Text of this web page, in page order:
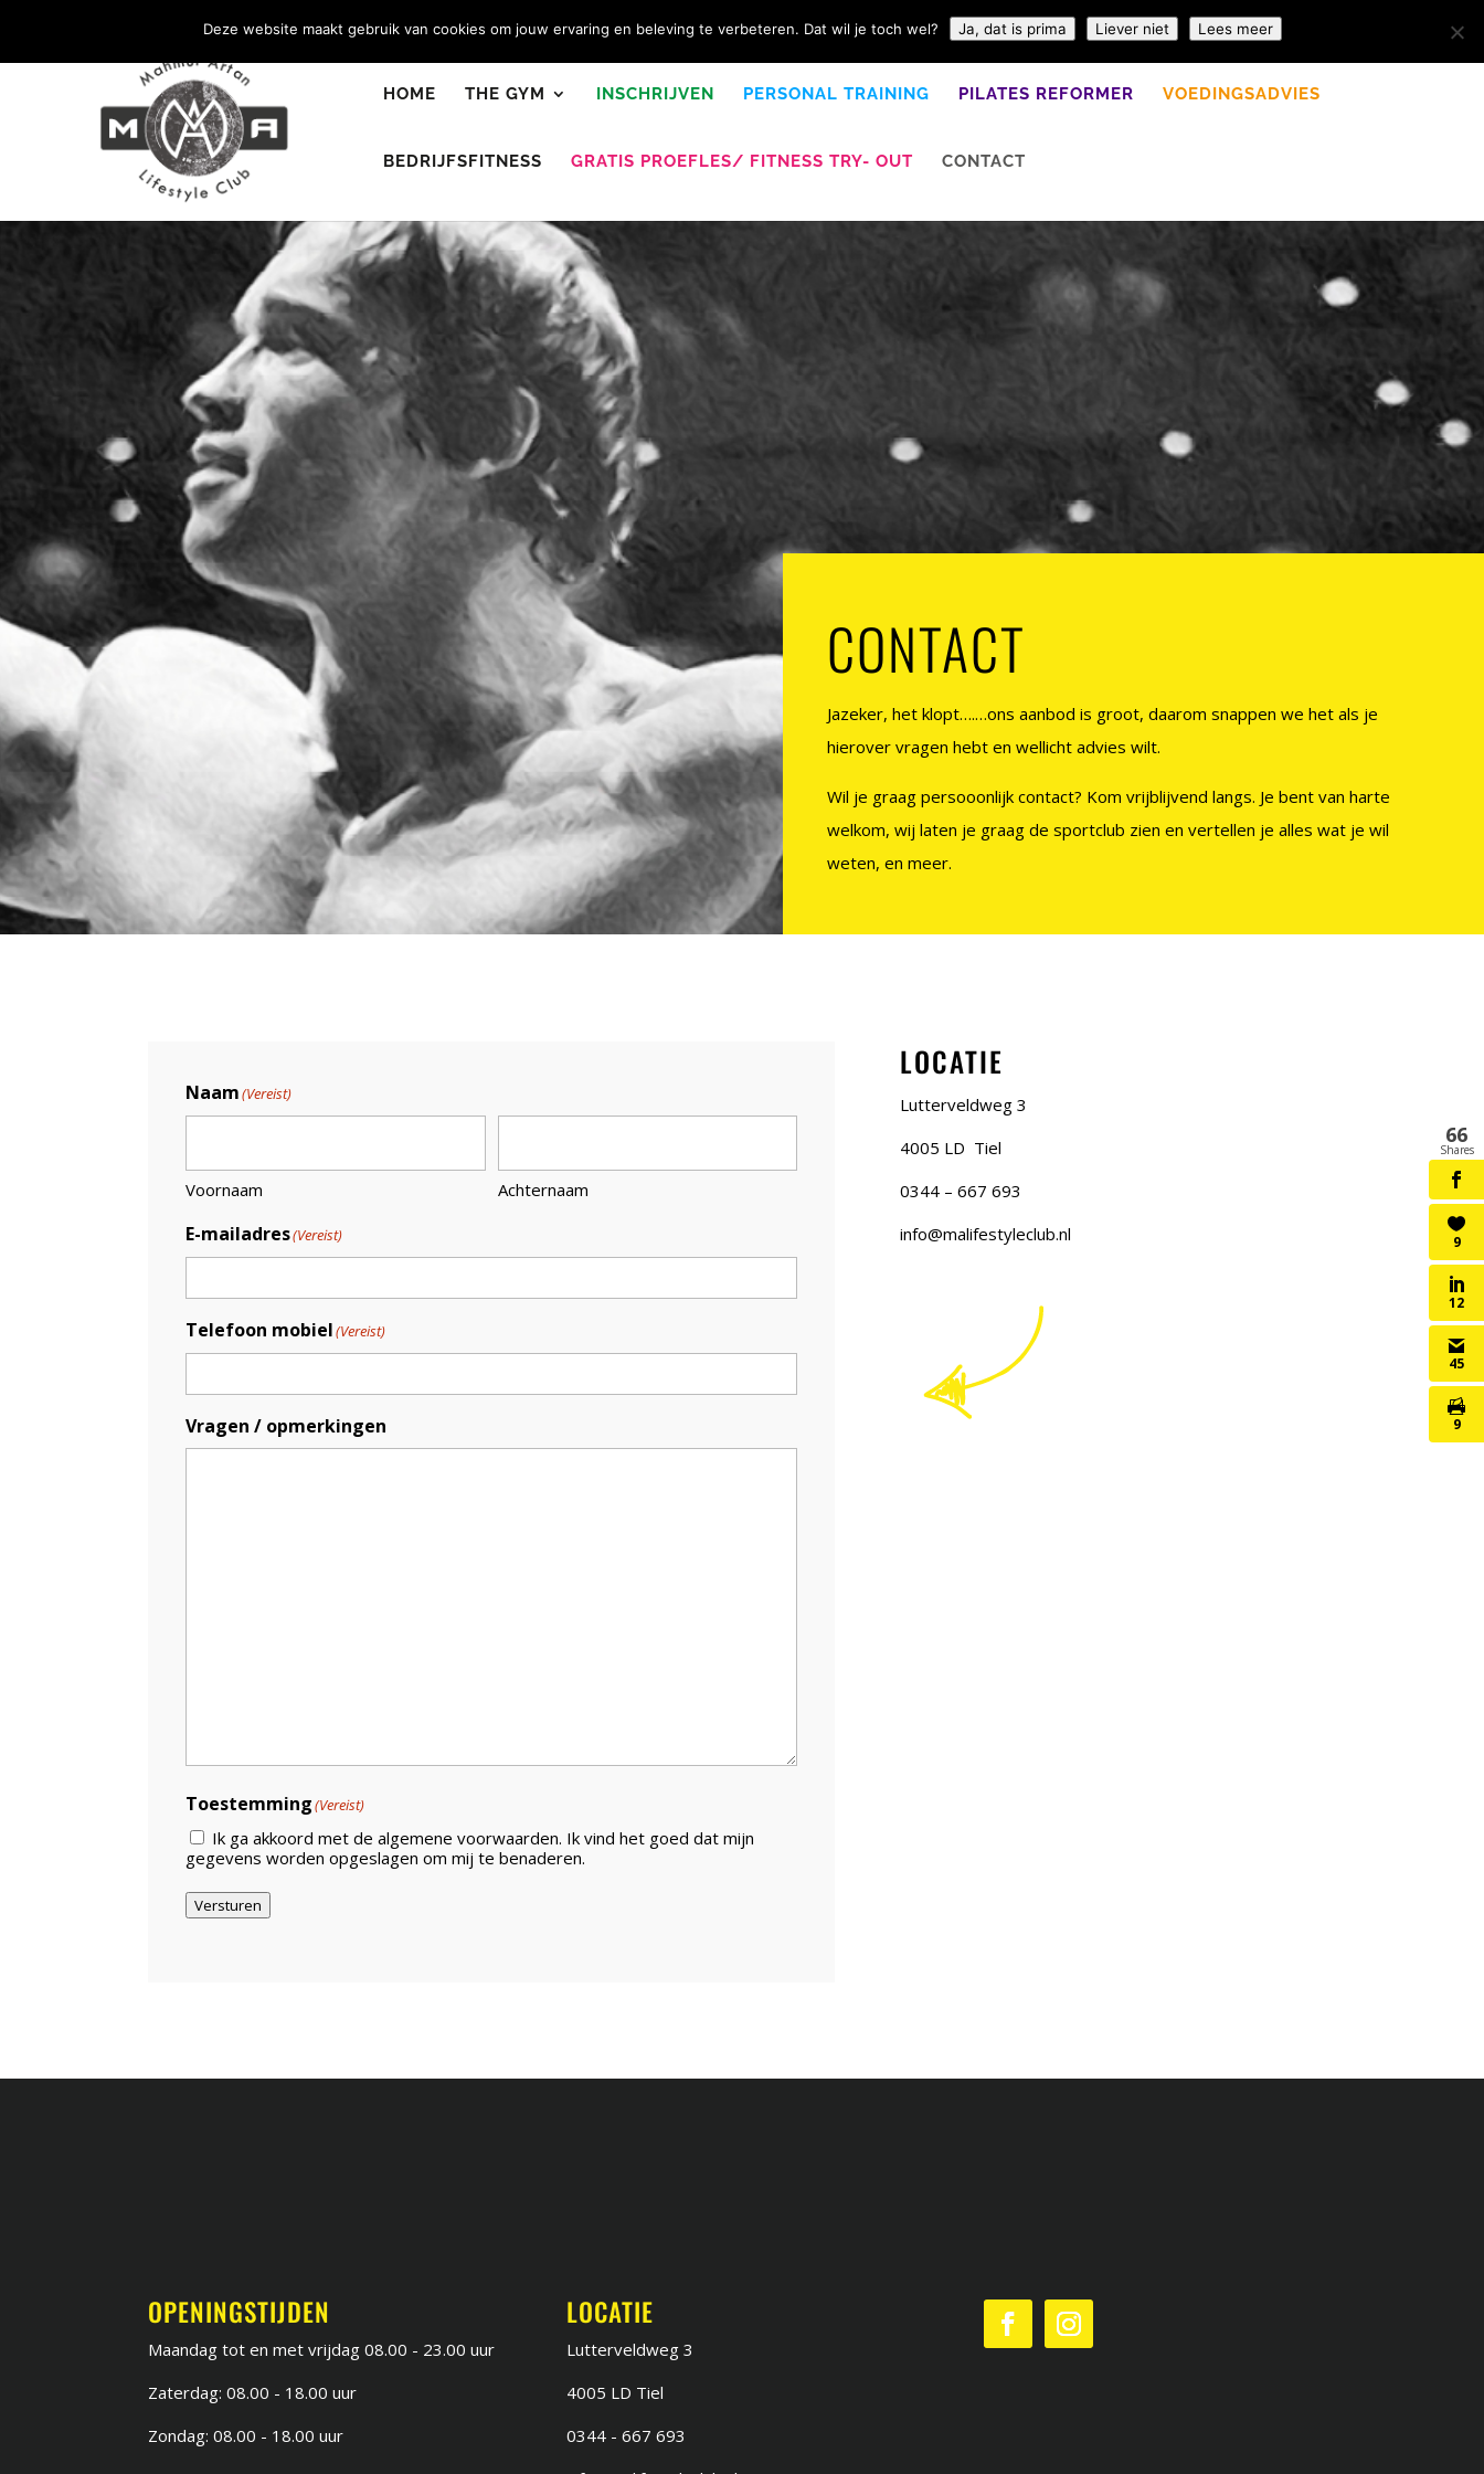
HOME THE GYM INSCHRIJVEN PERSONAL TRAINING PILATES REFORMER VOEDINGSADVIES
BEDRIJFSFITNESS GRATIS PROEFLES/ FITNESS TRY- OUT CONTACT
CONTACT
Jazeker, het klopt….…ons aanbod is groot, daarom snappen we het als je
hierover vragen hebt en wellicht advies wilt.
Wil je graag persooonlijk contact? Kom vrijblijvend langs. Je bent van harte
welkom, wij laten je graag de sportclub zien en vertellen je alles wat je wil
weten, en meer.
Naam(Vereist)
Voornaam Achternaam
E-mailadres(Vereist)
Telefoon mobiel(Vereist)
Vragen / opmerkingen
Toestemming(Vereist)
Ik ga akkoord met de algemene voorwaarden. Ik vind het goed dat mijn
gegevens worden opgeslagen om mij te benaderen.
Versturen
LOCATIE
Lutterveldweg 3
4005 LD Tiel
0344 – 667 693
info@malifestyleclub.nl
OPENINGSTIJDEN
Maandag tot en met vrijdag 08.00 - 23.00 uur
Zaterdag: 08.00 - 18.00 uur
Zondag: 08.00 - 18.00 uur
LOCATIE
Lutterveldweg 3
4005 LD Tiel
0344 - 667 693
66
Shares
9
12
45
9
Deze website maakt gebruik van cookies om jouw ervaring en beleving te verbeteren. Dat wil je toch wel? Ja, dat is prima Liever niet Lees meer